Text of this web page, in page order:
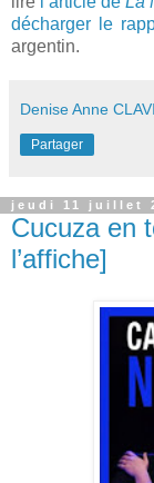
décharger le
argentin.
Denise Anne
Partager
jeudi 11 juillet
Cucuza en
l’affiche]